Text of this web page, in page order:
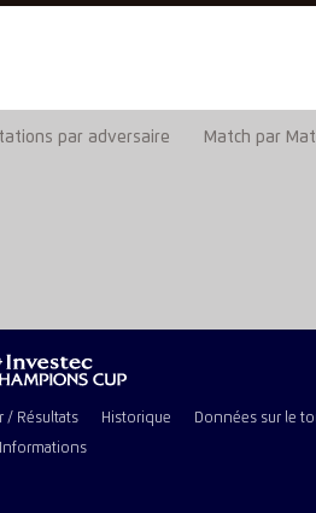
par adversaire Match par
/ Résultats Historique
Données sur le
Informations